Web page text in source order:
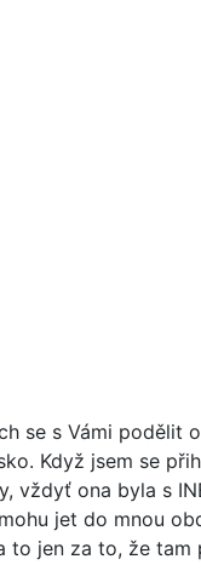
se s Vámi podělit
Když jsem se
vždyť ona byla s
jet do mnou
to jen za to, že